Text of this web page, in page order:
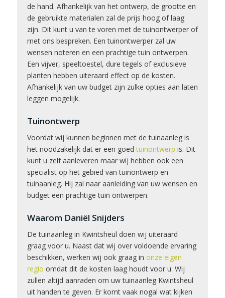
de hand. Afhankelijk van het ontwerp, de grootte en
de gebruikte materialen zal de prijs hoog of laag
zijn. Dit kunt u van te voren met de tuinontwerper of
met ons bespreken. Een tuinontwerper zal uw
wensen noteren en een prachtige tuin ontwerpen.
Een vijver, speeltoestel, dure tegels of exclusieve
planten hebben uiteraard effect op de kosten.
Afhankelijk van uw budget zijn zulke opties aan laten
leggen mogelijk.
Tuinontwerp
Voordat wij kunnen beginnen met de tuinaanleg is
het noodzakelijk dat er een goedtuinontwerp is. Dit
kunt u zelf aanleveren maar wij hebben ook een
specialist op het gebied van tuinontwerp en
tuinaanleg. Hij zal naar aanleiding van uw wensen en
budget een prachtige tuin ontwerpen.
Waarom Daniël Snijders
De tuinaanleg in Kwintsheul doen wij uiteraard
graag voor u. Naast dat wij over voldoende ervaring
beschikken, werken wij ook graag in onze eigen
regio omdat dit de kosten laag houdt voor u. Wij
zullen altijd aanraden om uw tuinaanleg Kwintsheul
uit handen te geven. Er komt vaak nogal wat kijken